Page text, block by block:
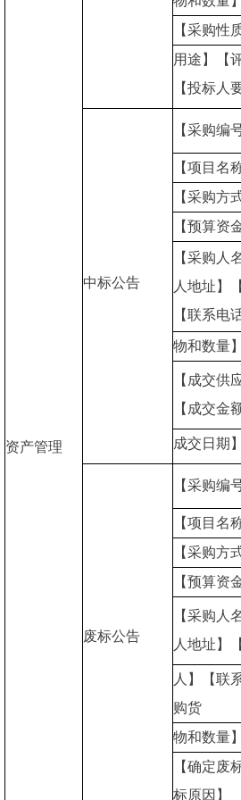
资产管理
【采购性
用途】【
【投标人
中标公告
【采购编
【项目名
【采购方
【预算资
【采购人
人地址】
【联系电
物和数量】
【成交供
【成交金
成交日期】
废标公告
【采购编
【项目名
【采购方
【预算资
【采购人
人地址】
人】【联
购货
物和数量】
【确定废
标原因】